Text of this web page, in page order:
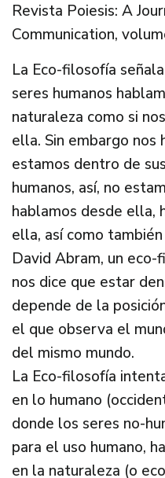
Revista Poiesis: A
Communication,
La Eco-filosofía
seres humanos
naturaleza como si
ella. Sin embargo nos
estamos dentro de
humanos, así, no
hablamos desde ella,
ella, así como
David Abram, un
nos dice que estar
depende de la
el que observa el
del mismo mundo.
La Eco-filosofía
en lo humano
donde los seres no-
para el uso humano,
en la naturaleza (o